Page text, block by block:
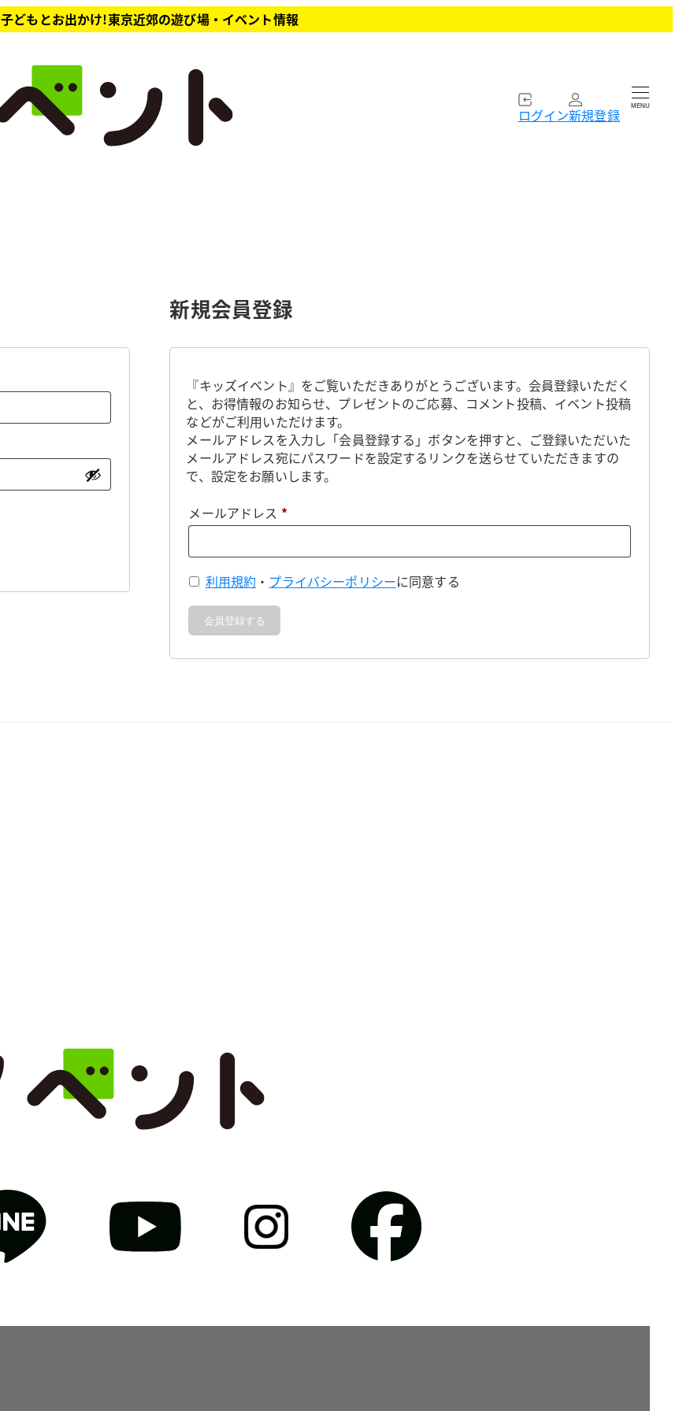
子どもとお出かけ!東京近郊の遊び場・イベント情報
ログイン新規登録 MENU
新規会員登録
『キッズイベント』をご覧いただきありがとうございます。会員登録いただく
と、お得情報のお知らせ、プレゼントのご応募、コメント投稿、イベント投稿
などがご利用いただけます。
メールアドレスを入力し「会員登録する」ボタンを押すと、ご登録いただいた
メールアドレス宛にパスワードを設定するリンクを送らせていただきますの
で、設定をお願いします。
メールアドレス *必
利用規約 ・ プライバシーポリシーに同意する
会員登録する